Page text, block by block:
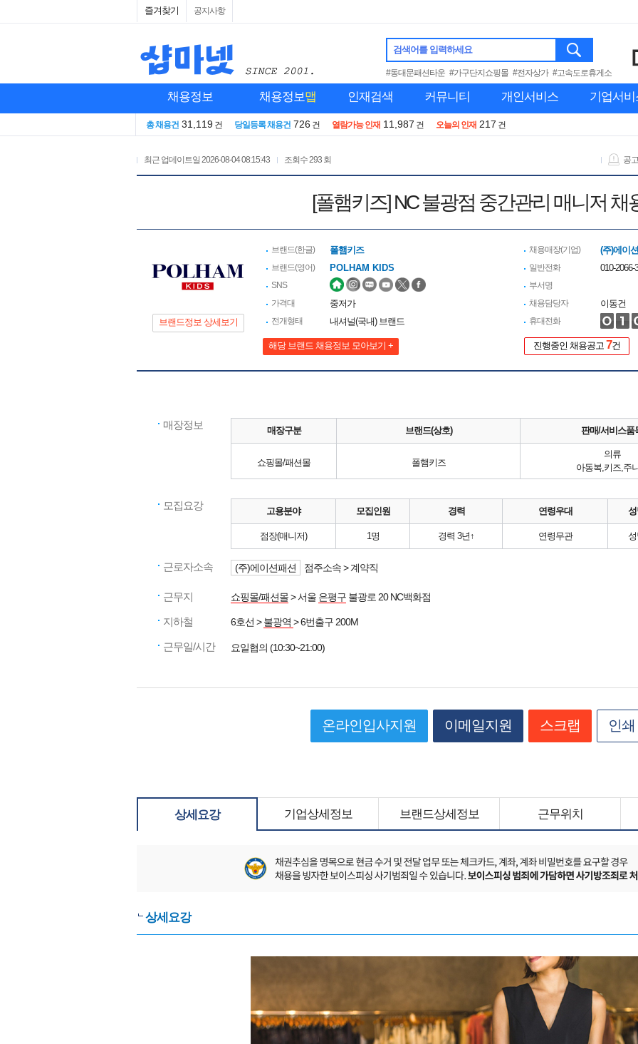
즐겨찾기 공지사항
검색어를 입력하세요
#동대문패션타운 #가구단지쇼핑몰 #전자상가 #고속도로휴게소
채용정보 채용정보맵 인재검색 커뮤니티 개인서비스 기업서비
총 채용건 31,119 건 당일등록 채용건 726 건 열람가능 인재 11,987 건 오늘의 인재 217 건
최근 업데이트일 2026-08-04 08:15:43 조회수293 회 공
[폴햄키즈] NC 불광점 중간관리 매니저 채
브랜드정보 상세보기
브랜드(한글) 폴햄키즈
브랜드(영어) POLHAM KIDS
SNS
가격대
중저가
전개형태 내셔널(국내) 브랜드
해당 브랜드 채용정보 모아보기 +
채용매장(기업) (주)에이
일반전화 010-2066-
부서명
채용담당자
이동건
휴대전화
진행중인 채용공고 7건
매장정보 매장구분 브랜드(상호) 판매/서비스품
쇼핑몰/패션몰 폴햄키즈
의류
아동복,키즈,주
모집요강 고용분야 모집인원 경력 연령우대
점장(매니저) 1명 경력 3년↑ 연령무관
근로자소속 (주)에이션패션 점주소속 > 계약직
근무지 쇼핑몰/패션몰> 서울 은평구 불광로 20 NC백화점
지하철 6호선 >불광역 > 6번출구 200M
근무일/시간 요일협의 (10:30~21:00)
온라인입사지원 이메일지원 스크랩 인쇄
상세요강 기업상세정보 브랜드상세정보 근무위치
상세요강